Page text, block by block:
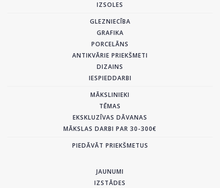
IZSOLES
GLEZNIECĪBA
GRAFIKA
PORCELĀNS
ANTIKVĀRIE PRIEKŠMETI
DIZAINS
IESPIEDDARBI
MĀKSLINIEKI
TĒMAS
EKSKLUZĪVAS DĀVANAS
MĀKSLAS DARBI PAR 30-300€
PIEDĀVĀT PRIEKŠMETUS
JAUNUMI
IZSTĀDES